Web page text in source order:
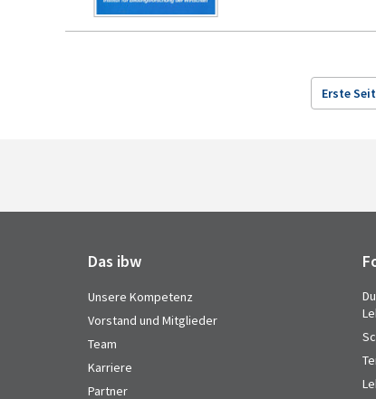
Erste
Das ibw
Unsere Kompetenz
Vorstand und Mitglieder
Team
Karriere
Partner